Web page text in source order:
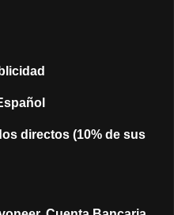
directos (10% de sus